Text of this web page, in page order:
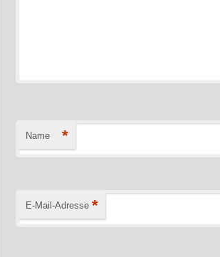
Name *
E-Mail-Adresse *